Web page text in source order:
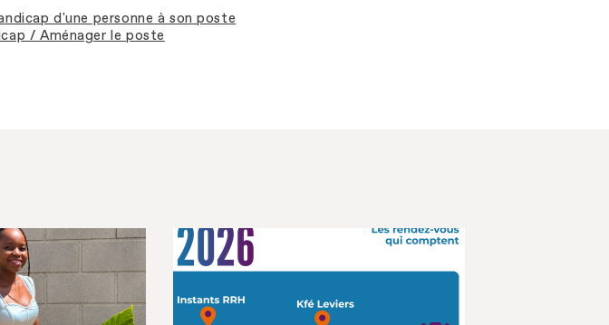
d'une personne à son poste
/ Aménager le poste